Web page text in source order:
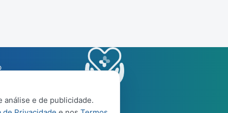
análise e de publicidade.